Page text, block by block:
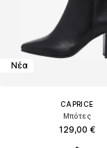
Νέα
CAPRICE
Μπότες
129,00 €